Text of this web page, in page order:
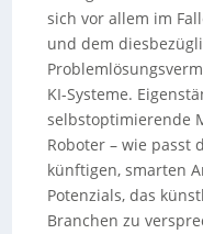
sich vor allem im
und dem
KI-Systeme.
selbstoptimierende
Roboter – wie passt
künftigen, smarten
Potenzials, das
Branchen zu